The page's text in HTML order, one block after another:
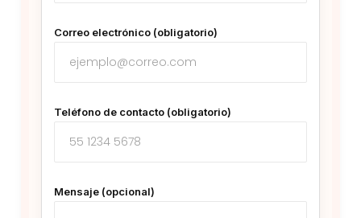
Correo electrónico (obligatorio)
Teléfono de contacto (obligatorio)
Mensaje (opcional)